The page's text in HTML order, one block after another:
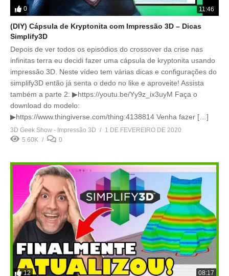
0 11:46
(DIY) Cápsula de Kryptonita com Impressão 3D – Dicas
Simplify3D
Depois de ver todos os episódios do crossover da crise nas
infinitas terra eu decidi fazer uma cápsula de kryptonita usando
impressão 3D. Neste vídeo tem várias dicas e configurações do
simplify3D então já senta o dedo no like e aproveite! Assista
também a parte 2: ▶https://youtu.be/Yy9z_ix3uyM Faça o
download do modelo:
▶https://www.thingiverse.com/thing:4138814 Venha fazer […]
3D Geek Show - Impressão 3D
1 DE FEVEREIRO DE 2020
5.60K
0
12 08:17